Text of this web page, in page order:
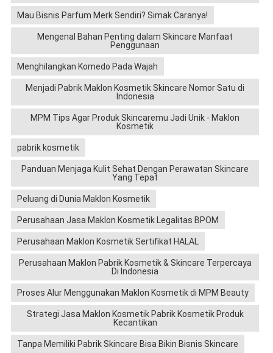
Mau Bisnis Parfum Merk Sendiri? Simak Caranya!
Mengenal Bahan Penting dalam Skincare Manfaat
Penggunaan
Menghilangkan Komedo Pada Wajah
Menjadi Pabrik Maklon Kosmetik Skincare Nomor Satu di
Indonesia
MPM Tips Agar Produk Skincaremu Jadi Unik - Maklon
Kosmetik
pabrik kosmetik
Panduan Menjaga Kulit Sehat Dengan Perawatan Skincare
Yang Tepat
Peluang di Dunia Maklon Kosmetik
Perusahaan Jasa Maklon Kosmetik Legalitas BPOM
Perusahaan Maklon Kosmetik Sertifikat HALAL
Perusahaan Maklon Pabrik Kosmetik & Skincare Terpercaya
Di Indonesia
Proses Alur Menggunakan Maklon Kosmetik di MPM Beauty
Strategi Jasa Maklon Kosmetik Pabrik Kosmetik Produk
Kecantikan
Tanpa Memiliki Pabrik Skincare Bisa Bikin Bisnis Skincare